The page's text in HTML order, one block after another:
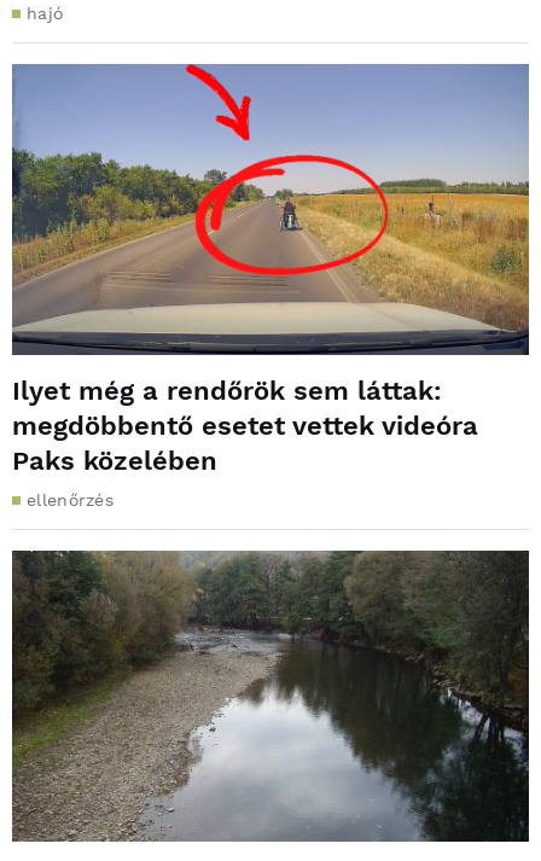
hajó
Ilyet még a rendőrök sem láttak:
megdöbbentő esetet vettek videóra
Paks közelében
ellenőrzés